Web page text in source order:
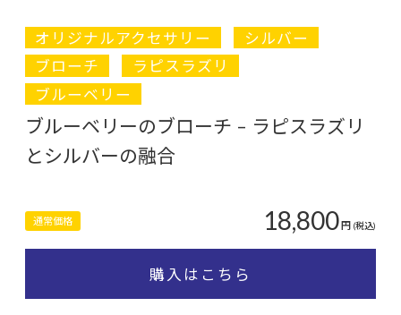
オリジナルアクセサリー
シルバー
ブローチ
ラピスラズリ
ブルーベリー
ブルーベリーのブローチ – ラピスラズリ
とシルバーの融合
通常価格 18,800円 (税込)
購入はこちら